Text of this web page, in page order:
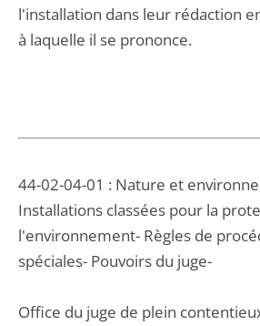
l'installation dans leur rédaction
à laquelle il se prononce.
44-02-04-01 : Nature et
Installations classées pour la
l'environnement- Règles de
spéciales- Pouvoirs du juge-
Office du juge de plein